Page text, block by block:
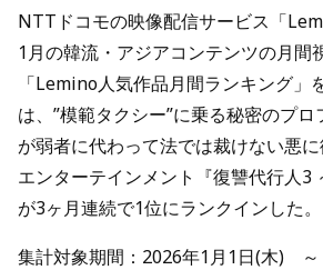
NTTドコモの映像配信サービス「
1月の韓流・アジアコンテンツの月間
「Lemino人気作品月間ランキング」
は、”模範タクシー”に乗る秘密のプ
が弱者に代わって法では裁けない悪
エンターテインメント『復讐代行人3
が3ヶ月連続で1位にランクインした。
集計対象期間：2026年1月1日(木) ～